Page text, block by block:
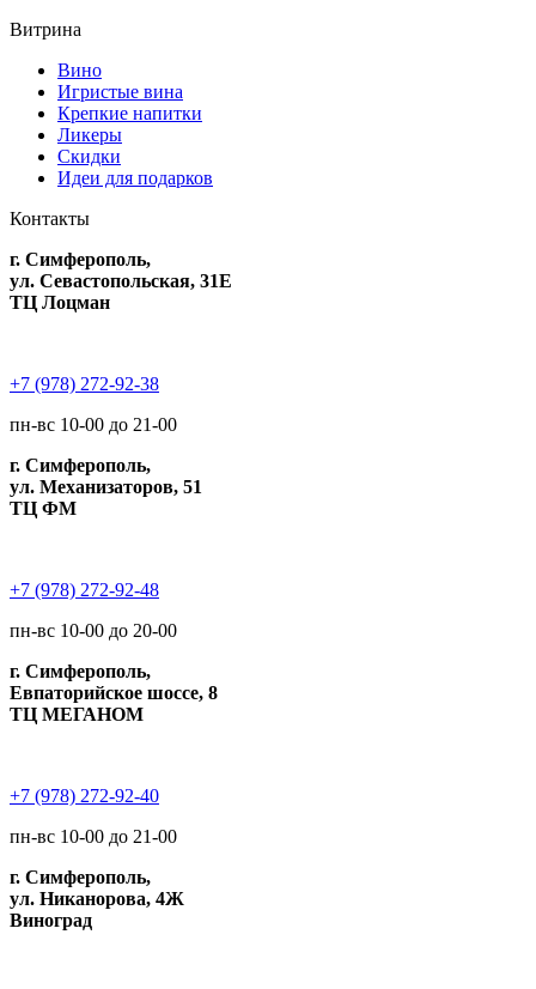
Витрина
Вино
Игристые вина
Крепкие напитки
Ликеры
Скидки
Идеи для подарков
Контакты
г. Симферополь,
ул. Севастопольская, 31Е
ТЦ Лоцман
+7 (978) 272-92-38
пн-вс 10-00 до 21-00
г. Симферополь,
ул. Механизаторов, 51
ТЦ ФМ
+7 (978) 272-92-48
пн-вс 10-00 до 20-00
г. Симферополь,
Евпаторийское шоссе, 8
ТЦ МЕГАНОМ
+7 (978) 272-92-40
пн-вс 10-00 до 21-00
г. Симферополь,
ул. Никанорова, 4Ж
Виноград